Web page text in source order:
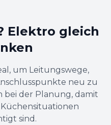
Elektro gleich
um Leitungswege,
neu zu
der Planung, damit
sind.